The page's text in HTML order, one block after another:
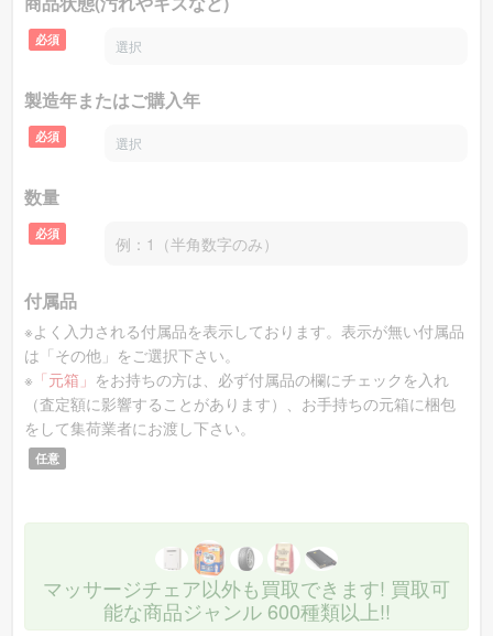
スライヴのマッサージチェア 型番：
す！
RELAX AS-R2200 を買取価格相場
フジ医療器のマッサージチェア 型番：RELAX
MASTER AS-R640を買取価格相場 〜148800円で買取
致します！
を買取価格相場〜71500円
ます！
必須
製造年またはご購入年
必須
数量
必須
付属品
※よく入力される付属品を表示しております。表示が無い付属品
は「その他」をご選択下さい。
※ 「元箱」 をお持ちの方は、必ず付属品の欄にチェックを入れ
（査定額に影響することがあります）、お手持ちの元箱に梱包
をして集荷業者にお渡し下さい。
任意
マッサージチェア以外も買取できます! 買取可
能な商品ジャンル 600種類以上!!